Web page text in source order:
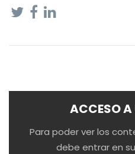
ACCESO A
Para poder ver los
debe entrar en